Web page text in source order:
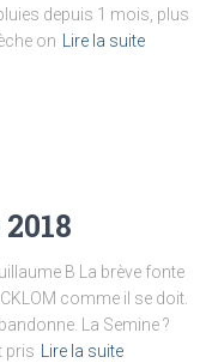
depuis 1 mois, plus
on
Lire la suite
B La brève fonte
comme il se doit.
La Semine ?
pris
Lire la suite